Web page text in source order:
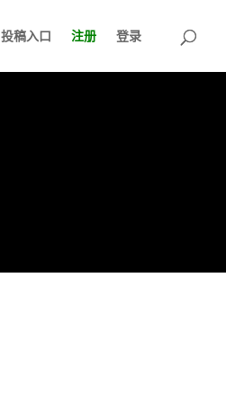
投稿入口 注册 登录